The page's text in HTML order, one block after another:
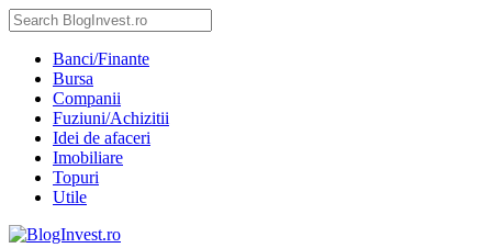
Banci/Finante
Bursa
Companii
Fuziuni/Achizitii
Idei de afaceri
Imobiliare
Topuri
Utile